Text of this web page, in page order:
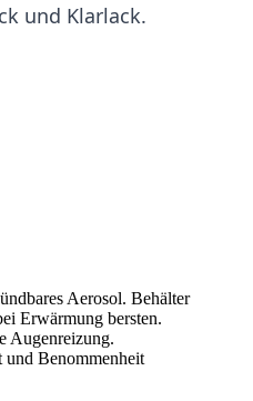
und Klarlack.
Aerosol. Behälter
Erwärmung bersten.
Augenreizung.
Benommenheit